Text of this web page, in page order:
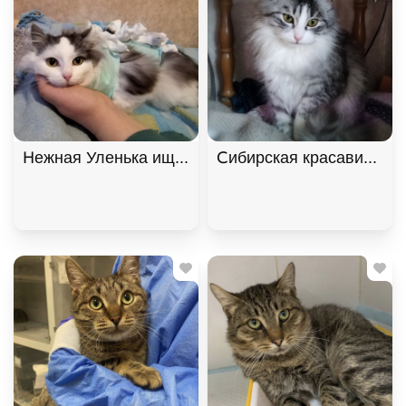
Нежная Уленька ищет дом, 8 мес. В дар!,
Сибирская красавица